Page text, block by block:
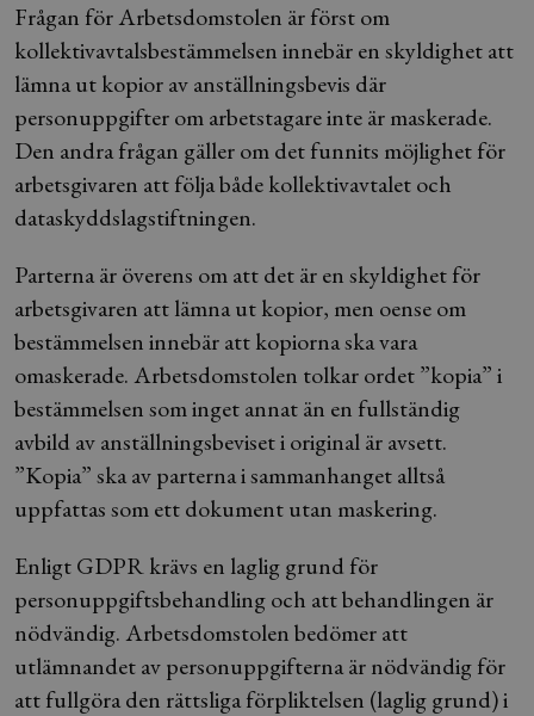
Frågan för Arbetsdomstolen är först om
kollektivavtalsbestämmelsen innebär en skyldighet att
lämna ut kopior av anställningsbevis där
personuppgifter om arbetstagare inte är maskerade.
Den andra frågan gäller om det funnits möjlighet för
arbetsgivaren att följa både kollektivavtalet och
dataskyddslagstiftningen.
Parterna är överens om att det är en skyldighet för
arbetsgivaren att lämna ut kopior, men oense om
bestämmelsen innebär att kopiorna ska vara
omaskerade. Arbetsdomstolen tolkar ordet ”kopia” i
bestämmelsen som inget annat än en fullständig
avbild av anställningsbeviset i original är avsett.
”Kopia” ska av parterna i sammanhanget alltså
uppfattas som ett dokument utan maskering.
Enligt GDPR krävs en laglig grund för
personuppgiftsbehandling och att behandlingen är
nödvändig. Arbetsdomstolen bedömer att
utlämnandet av personuppgifterna är nödvändig för
att fullgöra den rättsliga förpliktelsen (laglig grund) i